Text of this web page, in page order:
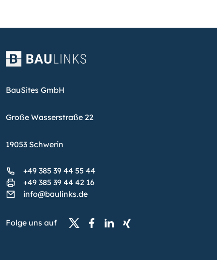
BauSites GmbH
Große Wasserstraße 22
19053 Schwerin
+49 385 39 44 55 44
+49 385 39 44 42 16
info@baulinks.de
Folge uns auf